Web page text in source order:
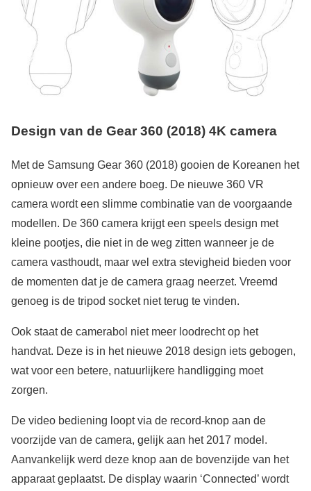
Design van de Gear 360 (2018) 4K camera
Met de Samsung Gear 360 (2018) gooien de Koreanen het
opnieuw over een andere boeg. De nieuwe 360 VR
camera wordt een slimme combinatie van de voorgaande
modellen. De 360 camera krijgt een speels design met
kleine pootjes, die niet in de weg zitten wanneer je de
camera vasthoudt, maar wel extra stevigheid bieden voor
de momenten dat je de camera graag neerzet. Vreemd
genoeg is de tripod socket niet terug te vinden.
Ook staat de camerabol niet meer loodrecht op het
handvat. Deze is in het nieuwe 2018 design iets gebogen,
wat voor een betere, natuurlijkere handligging moet
zorgen.
De video bediening loopt via de record-knop aan de
voorzijde van de camera, gelijk aan het 2017 model.
Aanvankelijk werd deze knop aan de bovenzijde van het
apparaat geplaatst. De display waarin ‘Connected’ wordt